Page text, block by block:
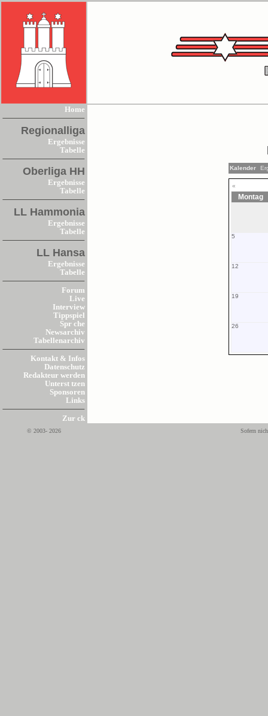
Home
Regionalliga
Ergebnisse
Tabelle
Oberliga HH
Ergebnisse
Tabelle
LL Hammonia
Ergebnisse
Tabelle
LL Hansa
Ergebnisse
Tabelle
Forum
Live
Interview
Tippspiel
Spr che
Newsarchiv
Tabellenarchiv
Kontakt & Infos
Datenschutz
Redakteur werden
Unterst tzen
Sponsoren
Links
Zur ck
Kalender
«
Montag
5
12
19
26
© 2003- 2026 Sofern